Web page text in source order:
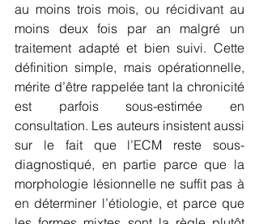
au moins trois mois, ou récidivant au
moins deux fois par an malgré un
traitement adapté et bien suivi. Cette
définition simple, mais opérationnelle,
mérite d’être rappelée tant la chronicité
est parfois sous-estimée en
consultation. Les auteurs insistent aussi
sur le fait que l’ECM reste sous-
diagnostiqué, en partie parce que la
morphologie lésionnelle ne suffit pas à
en déterminer l’étiologie, et parce que